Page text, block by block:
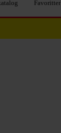
Favoritter